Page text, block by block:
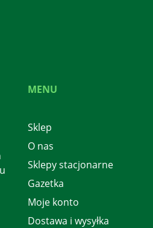
MENU
Sklep
O nas
Sklepy stacjonarne
Gazetka
Moje konto
Dostawa i wysyłka